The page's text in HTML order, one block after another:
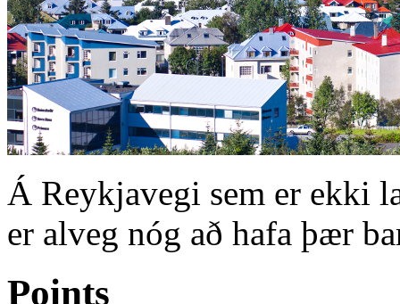
Á Reykjavegi sem er ekki
er alveg nóg að hafa þær
Points